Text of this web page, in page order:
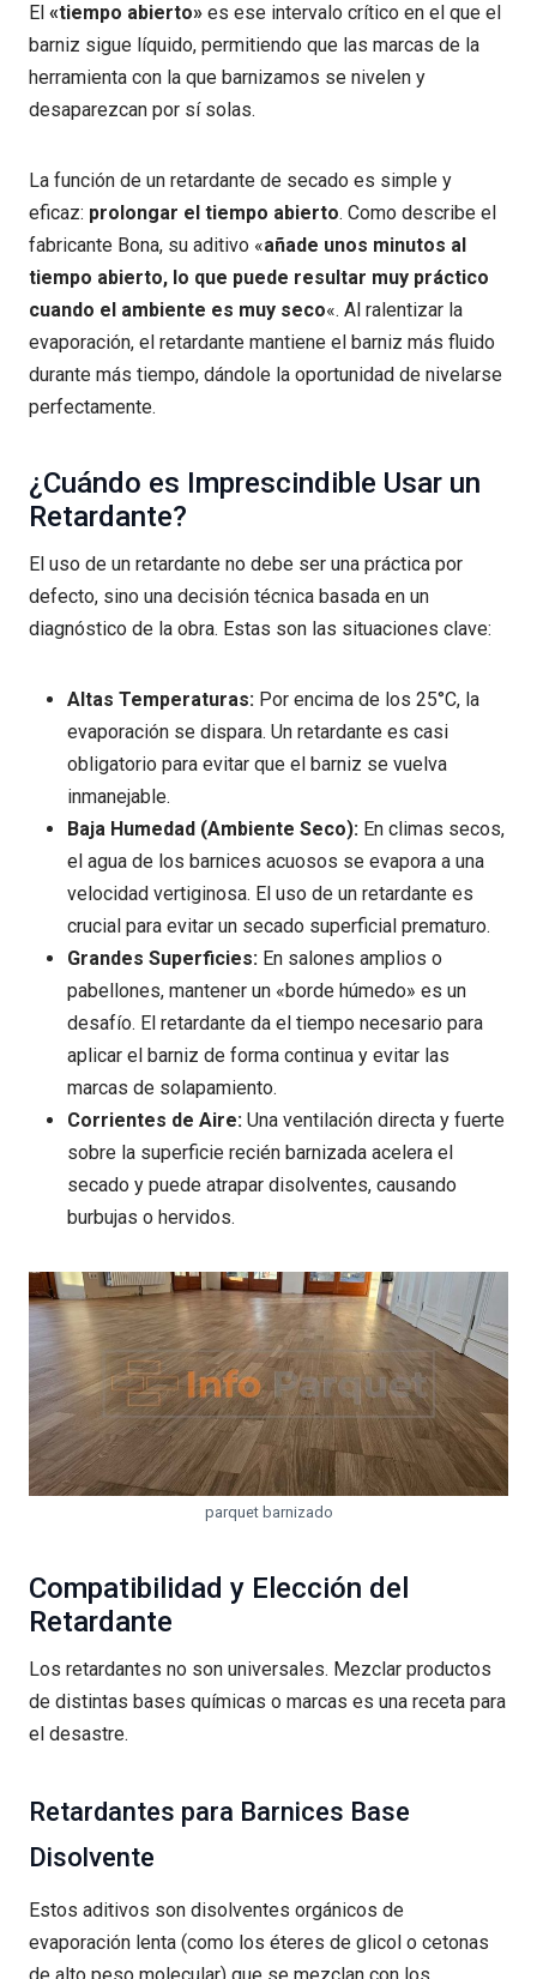
El «tiempo abierto» es ese intervalo crítico en el que el
barniz sigue líquido, permitiendo que las marcas de la
herramienta con la que barnizamos se nivelen y
desaparezcan por sí solas.
La función de un retardante de secado es simple y
eficaz: prolongar el tiempo abierto. Como describe el
fabricante Bona, su aditivo «añade unos minutos al
tiempo abierto, lo que puede resultar muy práctico
cuando el ambiente es muy seco«. Al ralentizar la
evaporación, el retardante mantiene el barniz más fluido
durante más tiempo, dándole la oportunidad de nivelarse
perfectamente.
¿Cuándo es Imprescindible Usar un
Retardante?
El uso de un retardante no debe ser una práctica por
defecto, sino una decisión técnica basada en un
diagnóstico de la obra. Estas son las situaciones clave:
Altas Temperaturas: Por encima de los 25°C, la
evaporación se dispara. Un retardante es casi
obligatorio para evitar que el barniz se vuelva
inmanejable.
Baja Humedad (Ambiente Seco): En climas secos,
el agua de los barnices acuosos se evapora a una
velocidad vertiginosa. El uso de un retardante es
crucial para evitar un secado superficial prematuro.
Grandes Superficies: En salones amplios o
pabellones, mantener un «borde húmedo» es un
desafío. El retardante da el tiempo necesario para
aplicar el barniz de forma continua y evitar las
marcas de solapamiento.
Corrientes de Aire: Una ventilación directa y fuerte
sobre la superficie recién barnizada acelera el
secado y puede atrapar disolventes, causando
burbujas o hervidos.
parquet barnizado
Compatibilidad y Elección del
Retardante
Los retardantes no son universales. Mezclar productos
de distintas bases químicas o marcas es una receta para
el desastre.
Retardantes para Barnices Base
Disolvente
Estos aditivos son disolventes orgánicos de
evaporación lenta (como los éteres de glicol o cetonas